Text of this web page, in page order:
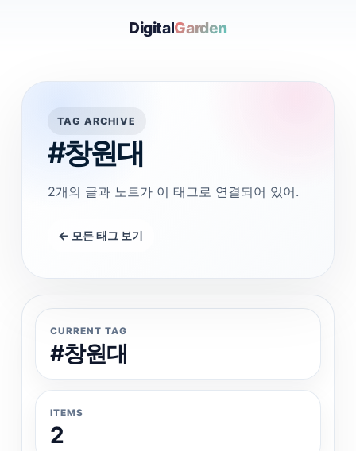
DigitalGarden
TAG ARCHIVE
#창원대
2개의 글과 노트가 이 태그로 연결되어 있어.
← 모든 태그 보기
CURRENT TAG
#창원대
ITEMS
2